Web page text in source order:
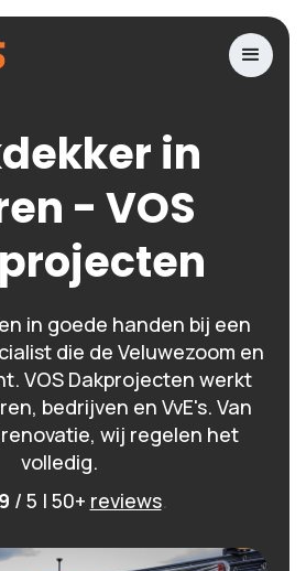
in
- VOS
in goede handen bij een
die de Veluwezoom en
VOS Dakprojecten werkt
bedrijven en VvE's. Van
wij regelen het
volledig.
/ 5 | 50+ reviews.